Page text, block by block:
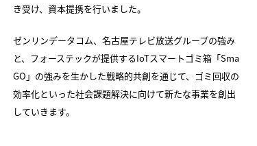
き受け、資本提携を行いました。
ゼンリンデータコム、名古屋テレビ放送グループの強み
と、フォーステックが提供するIoTスマートゴミ箱「Sma
GO」の強みを生かした戦略的共創を通じて、ゴミ回収の
効率化といった社会課題解決に向けて新たな事業を創出
していきます。